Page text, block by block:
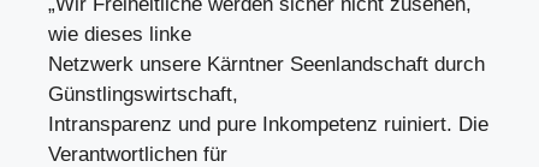
wie dieses linke
Netzwerk unsere Kärntner Seenlandschaft durch
Günstlingswirtschaft,
Intransparenz und pure Inkompetenz ruiniert. Die
Verantwortlichen für